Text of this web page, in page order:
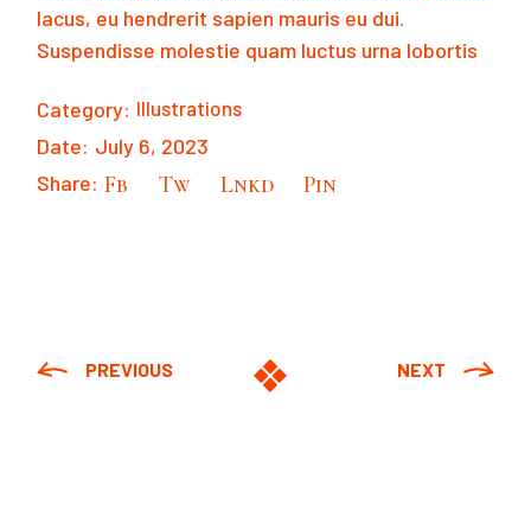
lacus, eu hendrerit sapien mauris eu dui.
Suspendisse molestie quam luctus urna lobortis
Category: Illustrations
Date: July 6, 2023
Share: Fb Tw Lnkd Pin
PREVIOUS NEXT